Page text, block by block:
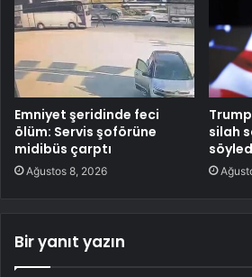
Emniyet şeridinde feci
ölüm: Servis şoförüne
midibüs çarptı
Ağustos 8, 2026
silah
Bir yanıt yazın